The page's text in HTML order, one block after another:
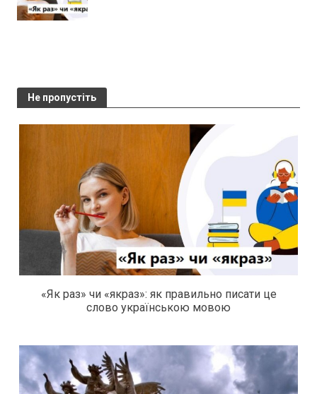
Не пропустіть
«Як раз» чи «якраз»: як правильно писати це
слово українською мовою